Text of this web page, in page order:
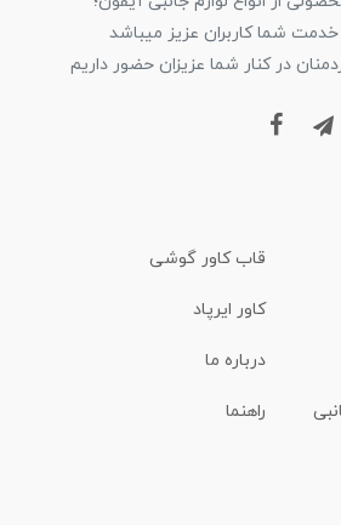
شما کاربران عزیز میباشد
در کنار شما عزیزان حضور داریم
قاب کاور گوشی
کاور ایرپاد
درباره ما
راهنما